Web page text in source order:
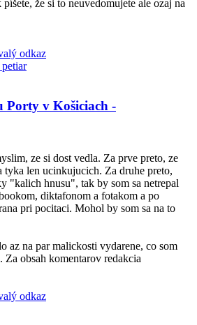
že si to neuvedomujete ale ozaj na
odkaz
Porty v Košiciach -
ze si dost vedla. Za prve preto, ze
tyka len ucinkujucich. Za druhe preto,
"kalich hnusu", tak by som sa netrepal
diktafonom a fotakom a po
pri pocitaci. Mohol by som sa na to
az na par malickosti vydarene, co som
Za obsah komentarov redakcia
odkaz